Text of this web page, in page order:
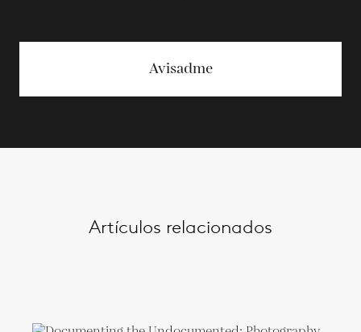
Avisadme
Artículos relacionados